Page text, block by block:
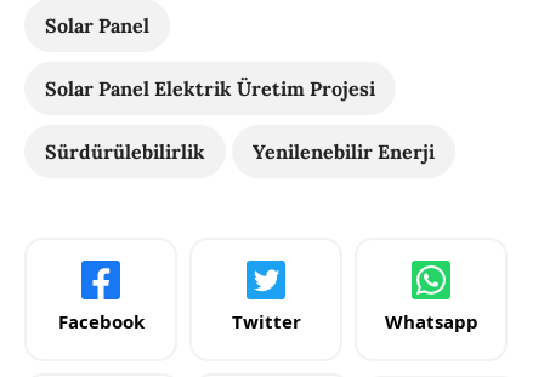
Solar Panel
Solar Panel Elektrik Üretim Projesi
Sürdürülebilirlik Yenilenebilir Enerji
Facebook Twitter Whatsapp